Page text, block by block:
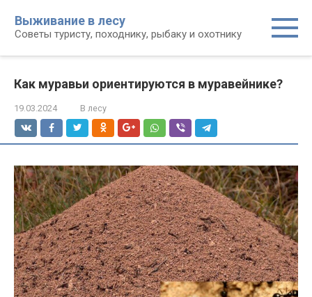
контенту
Выживание в лесу
Советы туристу, походнику, рыбаку и охотнику
Как муравьи ориентируются в муравейнике?
19.03.2024 В лесу